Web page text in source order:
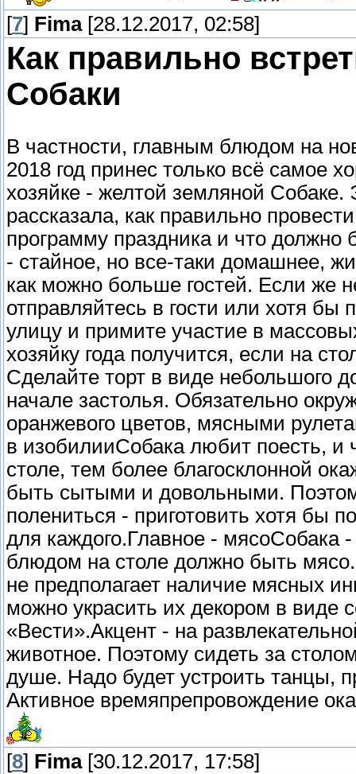
[7] Fima[28.12.2017, 02:58]
Как правильно
Собаки
В частности, главным блюдом на
2018 год принес только всё самое
хозяйке - желтой земляной Собаке.
рассказала, как правильно
программу праздника и что должно
- стайное, но все-таки домашнее,
как можно больше гостей. Если же
отправляйтесь в гости или хотя бы
улицу и примите участие в
хозяйку года получится, если на
Сделайте торт в виде небольшого
начале застолья. Обязательно
оранжевого цветов, мясными
в изобилииСобака любит поесть,
столе, тем более благосклонной
быть сытыми и довольными.
полениться - приготовить хотя бы
для каждого.Главное - мясоСобака
блюдом на столе должно быть
не предполагает наличие мясных
можно украсить их декором в виде
«Вести».Акцент - на
животное. Поэтому сидеть за
душе. Надо будет устроить танцы,
Активное времяпрепровождение
[8] Fima[30.12.2017, 17:58]